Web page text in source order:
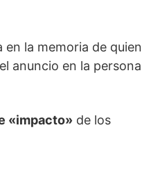
la memoria de quien
anuncio en la persona
«impacto» de los